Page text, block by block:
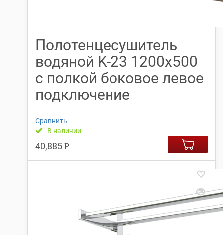
Полотенцесушитель
водяной K-23 1200х500
с полкой боковое левое
подключение
Сравнить
В наличии
40,885 Р